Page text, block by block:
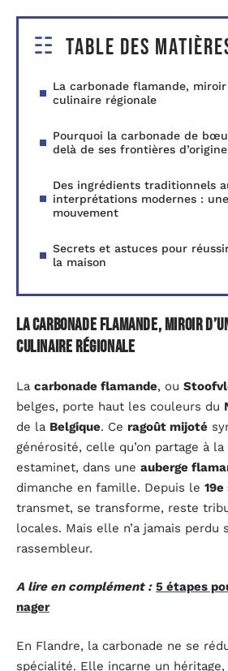
Table des
La carbonade flamande,
culinaire régionale
Pourquoi la carbonade de
delà de ses frontières
Des ingrédients traditionnels
interprétations modernes :
mouvement
Secrets et astuces pour
la maison
La carbonade flamande, miroir
culinaire régionale
La carbonade flamande, ou
belges, porte haut les couleurs du
de la Belgique. Ce ragoût mijoté
générosité, celle qu’on partage à la
estaminet, dans une auberge
dimanche en famille. Depuis le
transmet, se transforme, reste
locales. Mais elle n’a jamais perdu
rassembleur.
A lire en complément : 5 étapes
nager
En Flandre, la carbonade ne se
spécialité. Elle incarne un